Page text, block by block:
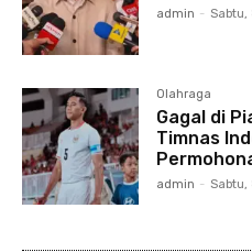
admin - Sabtu,
Olahraga
Gagal di
Timnas
admin - Sabtu,